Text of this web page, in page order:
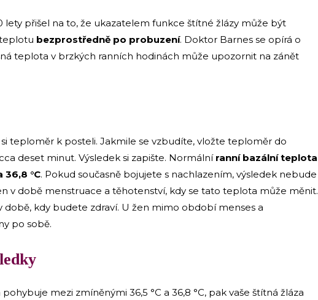
přišel na to, že ukazatelem funkce štítné žlázy může být
bezprostředně po probuzení. Doktor Barnes se opírá o
teplota v brzkých ranních hodinách může upozornit na zánět
teploměr k posteli. Jakmile se vzbudíte, vložte teploměr do
deset minut. Výsledek si zapište. Normálníranní bazální teplota
36,8 °C. Pokud současně bojujete s nachlazením, výsledek nebude
v době menstruace a těhotenství, kdy se tato teplota může měnit.
kdy budete zdraví. U žen mimo období menses a
po sobě.
mezi zmíněnými 36,5 °C a 36,8 °C, pak vaše štítná žláza